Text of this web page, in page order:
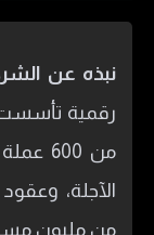
نبذه عن
من
الآجلة،